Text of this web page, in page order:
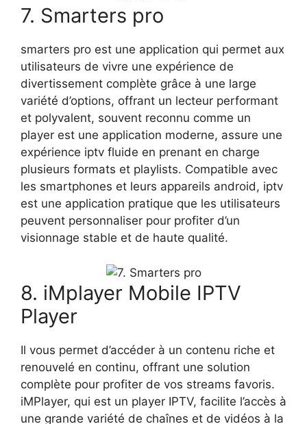
7. Smarters pro
smarters pro est une application qui permet aux
utilisateurs de vivre une expérience de
divertissement complète grâce à une large
variété d’options, offrant un lecteur performant
et polyvalent, souvent reconnu comme un
player est une application moderne, assure une
expérience iptv fluide en prenant en charge
plusieurs formats et playlists. Compatible avec
les smartphones et leurs appareils android, iptv
est une application pratique que les utilisateurs
peuvent personnaliser pour profiter d’un
visionnage stable et de haute qualité.
8. iMplayer Mobile IPTV
Player
Il vous permet d’accéder à un contenu riche et
renouvelé en continu, offrant une solution
complète pour profiter de vos streams favoris.
iMPlayer, qui est un player IPTV, facilite l’accès à
une grande variété de chaînes et de vidéos à la